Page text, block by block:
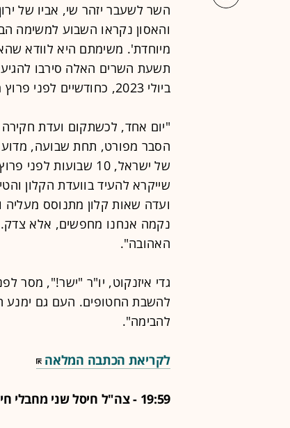
והאסון נקראו השבוע למשימה
מיוחדת'. משימתם היא לוודא
ביולי 2023, כחודשיים לפני פרוץ מלחמת שמיני עצרת".
"יום אחד, לכשתקום ועדת
הסבר מפורט, תחת שבועה, מדוע
של ישראל, 10
שייקרא להעיד בוועדת הקלון
ועדה שאות קלון מתנוסס מעליה
נקמה אנחנו מחפשים, אלא צדק.
האהובה".
גדי איזנקוט, יו"ר "ישר!",
להשבת החטופים. העם גם ימנע
להבימה".
לקריאת הכתבה המלאה
19:59 - צה"ל חיסל שני מחבלי חיזבאללה בדרום לבנון